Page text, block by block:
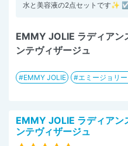
水と美容液の2点セットです✨
EMMY JOLIE ラディアン
ンテヴィザージュ
EMMY JOLIE エミージョリー
EMMY JOLIE ラディアン
ンテヴィザージュ